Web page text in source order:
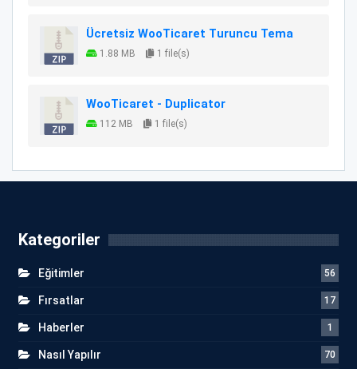
Ücretsiz WooTicaret Turuncu Tema
1.88 MB 1 file(s)
WooTicaret - Duplicator
112 MB 1 file(s)
Kategoriler
Eğitimler 56
Fırsatlar 17
Haberler 1
Nasıl Yapılır 70